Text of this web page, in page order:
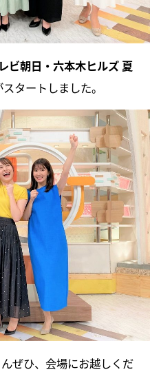
ビ朝日・六本木ヒルズ 夏
タートしました。
ぜひ、会場にお越しくだ